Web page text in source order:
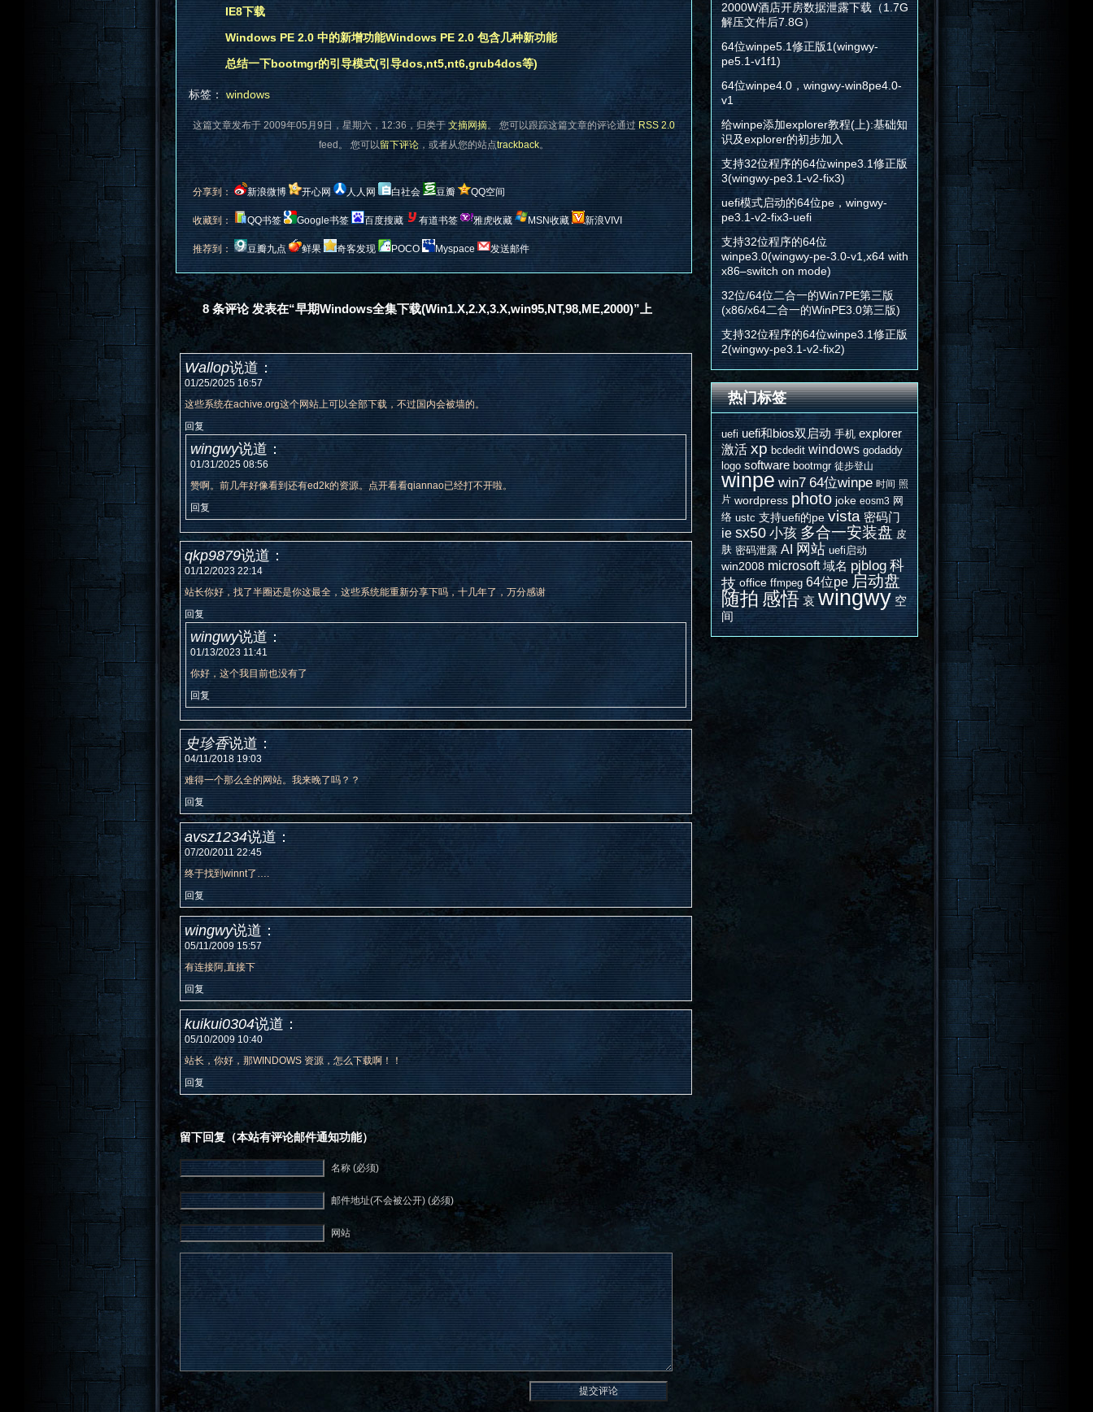
IE8下载
Windows PE 2.0 中的新增功能Windows PE 2.0 包含几种新功能
总结一下bootmgr的引导模式(引导dos,nt5,nt6,grub4dos等)
标签： windows
这篇文章发布于 2009年05月9日，星期六，12:36，归类于文摘网摘。 您可以跟踪这篇文章的评论通过 RSS 2.0
feed。 您可以留下评论，或者从您的站点trackback。
分享到： 新浪微博 开心网 人人网 白社会 豆瓣 QQ空间
收藏到： QQ书签 Google书签 百度搜藏 有道书签 雅虎收藏 MSN收藏 新浪VIVI
推荐到： 豆瓣九点 鲜果 奇客发现 POCO Myspace 发送邮件
8 条评论 发表在“早期Windows全集下载(Win1.X,2.X,3.X,win95,NT,98,ME,2000)”上
Wallop说道：
01/25/2025 16:57
这些系统在achive.org这个网站上可以全部下载，不过国内会被墙的。
回复
wingwy说道：
01/31/2025 08:56
赞啊。前几年好像看到还有ed2k的资源。点开看看qiannao已经打不开啦。
回复
qkp9879说道：
01/12/2023 22:14
站长你好，找了半圈还是你这最全，这些系统能重新分享下吗，十几年了，万分感谢
回复
wingwy说道：
01/13/2023 11:41
你好，这个我目前也没有了
回复
史珍香说道：
04/11/2018 19:03
难得一个那么全的网站。我来晚了吗？？
回复
avsz1234说道：
07/20/2011 22:45
终于找到winnt了….
回复
wingwy说道：
05/11/2009 15:57
有连接阿,直接下
回复
kuikui0304说道：
05/10/2009 10:40
站长，你好，那WINDOWS 资源，怎么下载啊！！
回复
留下回复（本站有评论邮件通知功能）
名称 (必须)
邮件地址(不会被公开) (必须)
网站
2000W酒店开房数据泄露下载（1.7G
解压文件后7.8G）
64位winpe5.1修正版1(wingwy-
pe5.1-v1f1)
64位winpe4.0，wingwy-win8pe4.0-
v1
给winpe添加explorer教程(上):基础知
识及explorer的初步加入
支持32位程序的64位winpe3.1修正版
3(wingwy-pe3.1-v2-fix3)
uefi模式启动的64位pe，wingwy-
pe3.1-v2-fix3-uefi
支持32位程序的64位
winpe3.0(wingwy-pe-3.0-v1,x64 with
x86–switch on mode)
32位/64位二合一的Win7PE第三版
(x86/x64二合一的WinPE3.0第三版)
支持32位程序的64位winpe3.1修正版
2(wingwy-pe3.1-v2-fix2)
热门标签
uefi uefi和bios双启动 手机 explorer
激活 xp bcdedit windows godaddy
logo software bootmgr 徒步登山
winpe win7 64位winpe 时间 照
片 wordpress photo joke eosm3 网
络 ustc 支持uefi的pe vista 密码门
ie sx50 小孩 多合一安装盘 皮
肤 密码泄露 AI 网站 uefi启动
win2008 microsoft 域名 pjblog 科
技 office ffmpeg 64位pe 启动盘
随拍感悟 哀 wingwy 空
间